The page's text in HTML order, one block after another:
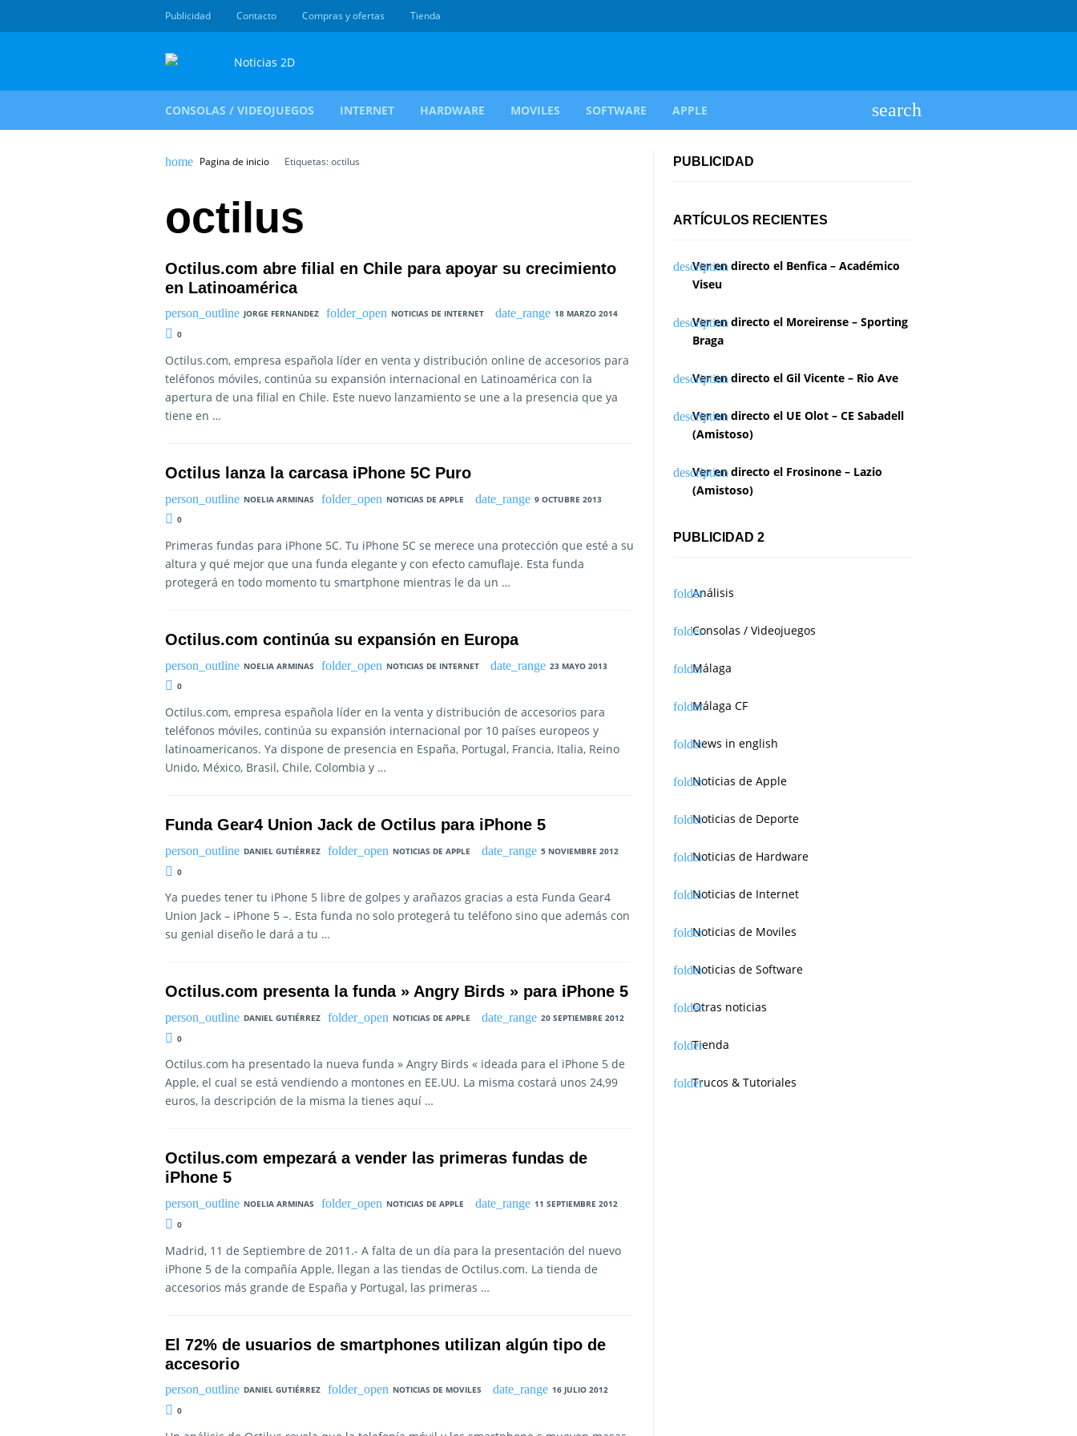
Publicidad Contacto Compras y ofertas Tienda
CONSOLAS / VIDEOJUEGOS INTERNET HARDWARE MOVILES SOFTWARE APPLE
Pagina de inicio Etiquetas: octilus
octilus
Octilus.com abre filial en Chile para apoyar su crecimiento
en Latinoamérica
JORGE FERNANDEZ NOTICIAS DE INTERNET
18 MARZO 2014
0
Octilus.com, empresa española líder en venta y distribución online de accesorios para
teléfonos móviles, continúa su expansión internacional en Latinoamérica con la
apertura de una filial en Chile. Este nuevo lanzamiento se une a la presencia que ya
tiene en …
Octilus lanza la carcasa iPhone 5C Puro
NOELIA ARMINAS NOTICIAS DE APPLE
9 OCTUBRE 2013
0
Primeras fundas para iPhone 5C. Tu iPhone 5C se merece una protección que esté a su
altura y qué mejor que una funda elegante y con efecto camuflaje. Esta funda
protegerá en todo momento tu smartphone mientras le da un …
Octilus.com continúa su expansión en Europa
NOELIA ARMINAS NOTICIAS DE INTERNET
23 MAYO 2013
0
Octilus.com, empresa española líder en la venta y distribución de accesorios para
teléfonos móviles, continúa su expansión internacional por 10 países europeos y
latinoamericanos. Ya dispone de presencia en España, Portugal, Francia, Italia, Reino
Unido, México, Brasil, Chile, Colombia y …
Funda Gear4 Union Jack de Octilus para iPhone 5
DANIEL GUTIÉRREZ NOTICIAS DE APPLE
5 NOVIEMBRE 2012
0
Ya puedes tener tu iPhone 5 libre de golpes y arañazos gracias a esta Funda Gear4
Union Jack – iPhone 5 –. Esta funda no solo protegerá tu teléfono sino que además con
su genial diseño le dará a tu …
Octilus.com presenta la funda » Angry Birds » para iPhone 5
DANIEL GUTIÉRREZ NOTICIAS DE APPLE
20 SEPTIEMBRE 2012
0
Octilus.com ha presentado la nueva funda » Angry Birds « ideada para el iPhone 5 de
Apple, el cual se está vendiendo a montones en EE.UU. La misma costará unos 24,99
euros, la descripción de la misma la tienes aquí …
Octilus.com empezará a vender las primeras fundas de
iPhone 5
NOELIA ARMINAS NOTICIAS DE APPLE
11 SEPTIEMBRE 2012
0
Madrid, 11 de Septiembre de 2011.- A falta de un día para la presentación del nuevo
iPhone 5 de la compañía Apple, llegan a las tiendas de Octilus.com. La tienda de
accesorios más grande de España y Portugal, las primeras …
El 72% de usuarios de smartphones utilizan algún tipo de
accesorio
DANIEL GUTIÉRREZ NOTICIAS DE MOVILES
16 JULIO 2012
0
PUBLICIDAD
ARTÍCULOS RECIENTES
Ver en directo el Benfica – Académico
Viseu
Ver en directo el Moreirense – Sporting
Braga
Ver en directo el Gil Vicente – Rio Ave
Ver en directo el UE Olot – CE Sabadell
(Amistoso)
Ver en directo el Frosinone – Lazio
(Amistoso)
PUBLICIDAD 2
Análisis
Consolas / Videojuegos
Málaga
Málaga CF
News in english
Noticias de Apple
Noticias de Deporte
Noticias de Hardware
Noticias de Internet
Noticias de Moviles
Noticias de Software
Otras noticias
Tienda
Trucos & Tutoriales